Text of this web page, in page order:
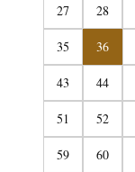
27 28
35 36
43 44
51 52
59 60